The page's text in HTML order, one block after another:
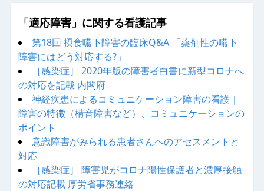
「適応障害」に関する看護記事
第18回 摂食嚥下障害の臨床Q&A 「薬剤性の嚥下
障害にはどう対応する?」
［感染症］ 2020年版の障害者白書に新型コロナへ
の対応を記載 内閣府
神経疾患によるコミュニケーション障害の看護｜
障害の特徴（構音障害など）、コミュニケーションの
ポイント
意識障害がみられる患者さんへのアセスメントと
対応
［感染症］ 障害児がコロナ陽性保護者と濃厚接触
の対応記載 厚労省事務連絡